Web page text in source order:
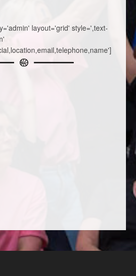
layout='grid' style=',text-